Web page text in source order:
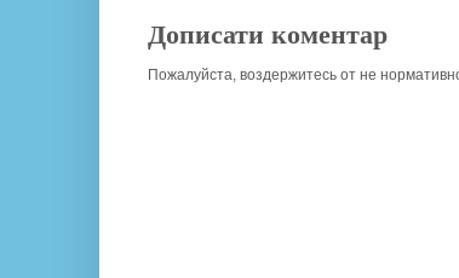
Дописати коментар
Пожалуйста, воздержитесь от не